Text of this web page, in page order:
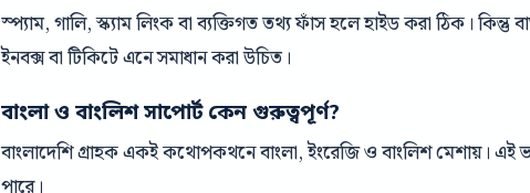
স্প্যাম, গালি, স্ক্যাম লিংক বা ব্যক্তিগত তথ্য ফাঁস হলে হাইড করা ঠিক।
ইনবক্স বা টিকিটে এনে সমাধান করা উচিত।
বাংলা ও বাংলিশ সাপোর্ট কেন গুরুত্বপূর্ণ?
বাংলাদেশি গ্রাহক একই কথোপকথনে বাংলা, ইংরেজি ও বাংলিশ মেশায়।